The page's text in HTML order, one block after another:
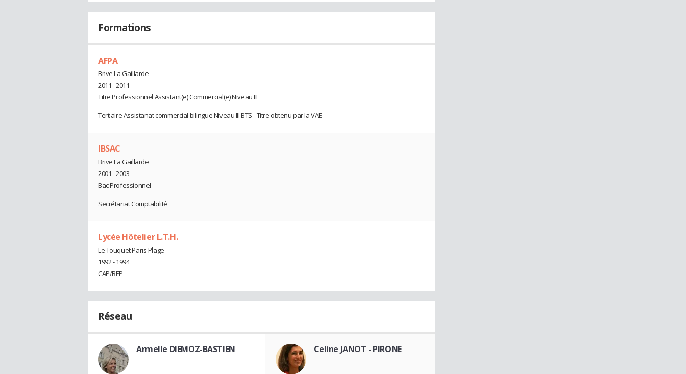
Formations
AFPA
Brive La Gaillarde
2011 - 2011
Titre Professionnel Assistant(e) Commercial(e) Niveau III
Tertiaire Assistanat commercial bilingue Niveau III BTS - Titre obtenu par la VAE
IBSAC
Brive La Gaillarde
2001 - 2003
Bac Professionnel
Secrétariat Comptabilité
Lycée Hôtelier L.T.H.
Le Touquet Paris Plage
1992 - 1994
CAP/BEP
Réseau
Armelle DIEMOZ-BASTIEN Celine JANOT - PIRONE